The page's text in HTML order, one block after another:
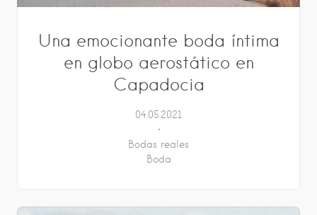
Una emocionante boda íntima
en globo aerostático en
Capadocia
04.05.2021
Bodas reales
Boda